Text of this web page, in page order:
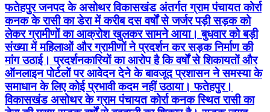
फतेहपुर जनपद के असोथर विकासखंड अंतर्गत ग्राम पंचायत कोर्रा
कनक के रासी का डेरा में करीब दस वर्षों से जर्जर पड़ी सड़क को
लेकर ग्रामीणों का आक्रोश खुलकर सामने आया। बुधवार को बड़ी
संख्या में महिलाओं और ग्रामीणों ने प्रदर्शन कर सड़क निर्माण की
मांग उठाई। प्रदर्शनकारियों का आरोप है कि वर्षों से शिकायतों और
ऑनलाइन पोर्टलों पर आवेदन देने के बावजूद प्रशासन ने समस्या के
समाधान के लिए कोई प्रभावी कदम नहीं उठाया। फतेहपुर।
विकासखंड असोथर के ग्राम पंचायत कोर्रा कनक स्थित रासी का